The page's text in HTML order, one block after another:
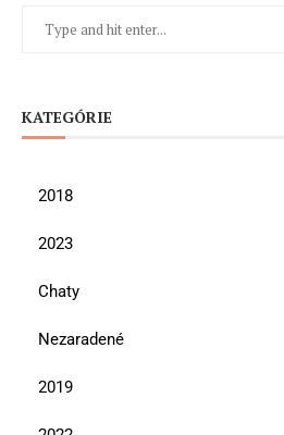
KATEGÓRIE
2018
2023
Chaty
Nezaradené
2019